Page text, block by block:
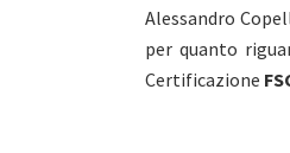
Alessandro
per quanto
Certificazione